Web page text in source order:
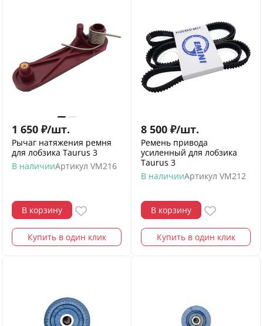
1 650 ₽/шт.
Рычаг натяжения ремня
для лобзика Taurus 3
В наличииАртикул VM216
В корзину
Купить в один клик
8 500 ₽/шт.
Ремень привода
усиленный для лобзика
Taurus 3
В наличииАртикул VM212
В корзину
Купить в один клик